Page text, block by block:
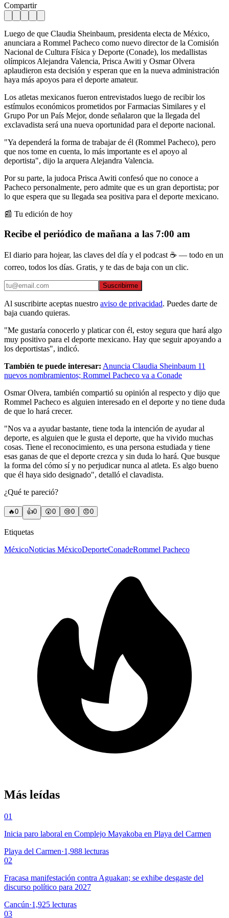
Compartir
Luego de que Claudia Sheinbaum, presidenta electa de México,
anunciara a Rommel Pacheco como nuevo director de la Comisión
Nacional de Cultura Física y Deporte (Conade), los medallistas
olímpicos Alejandra Valencia, Prisca Awiti y Osmar Olvera
aplaudieron esta decisión y esperan que en la nueva administración
haya más apoyos para el deporte amateur.
Los atletas mexicanos fueron entrevistados luego de recibir los
estímulos económicos prometidos por Farmacias Similares y el
Grupo Por un País Mejor, donde señalaron que la llegada del
exclavadista será una nueva oportunidad para el deporte nacional.
"Ya dependerá la forma de trabajar de él (Rommel Pacheco), pero
que nos tome en cuenta, lo más importante es el apoyo al
deportista", dijo la arquera Alejandra Valencia.
Por su parte, la judoca Prisca Awiti confesó que no conoce a
Pacheco personalmente, pero admite que es un gran deportista; por
lo que espera que su llegada sea positiva para el deporte mexicano.
📰 Tu edición de hoy
Recibe el periódico de mañana a las 7:00 am
El diario para hojear, las claves del día y el podcast ☕ — todo en un
correo, todos los días. Gratis, y te das de baja con un clic.
Suscribirme
Al suscribirte aceptas nuestro aviso de privacidad. Puedes darte de
baja cuando quieras.
"Me gustaría conocerlo y platicar con él, estoy segura que hará algo
muy positivo para el deporte mexicano. Hay que seguir apoyando a
los deportistas", indicó.
También te puede interesar: Anuncia Claudia Sheinbaum 11
nuevos nombramientos; Rommel Pacheco va a Conade
Osmar Olvera, también compartió su opinión al respecto y dijo que
Rommel Pacheco es alguien interesado en el deporte y no tiene duda
de que lo hará crecer.
"Nos va a ayudar bastante, tiene toda la intención de ayudar al
deporte, es alguien que le gusta el deporte, que ha vivido muchas
cosas. Tiene el reconocimiento, es una persona estudiada y tiene
esas ganas de que el deporte crezca y sin duda lo hará. Que busque
la forma del cómo sí y no perjudicar nunca al atleta. Es algo bueno
que él haya sido designado", detalló el clavadista.
¿Qué te pareció?
🔥0 👍0 😲0 😢0 😠0
Etiquetas
MéxicoNoticias MéxicoDeporteConadeRommel Pacheco
Más leídas
01
Inicia paro laboral en Complejo Mayakoba en Playa del Carmen
Playa del Carmen·1,988 lecturas
02
Fracasa manifestación contra Aguakan; se exhibe desgaste del
discurso político para 2027
Cancún·1,925 lecturas
03